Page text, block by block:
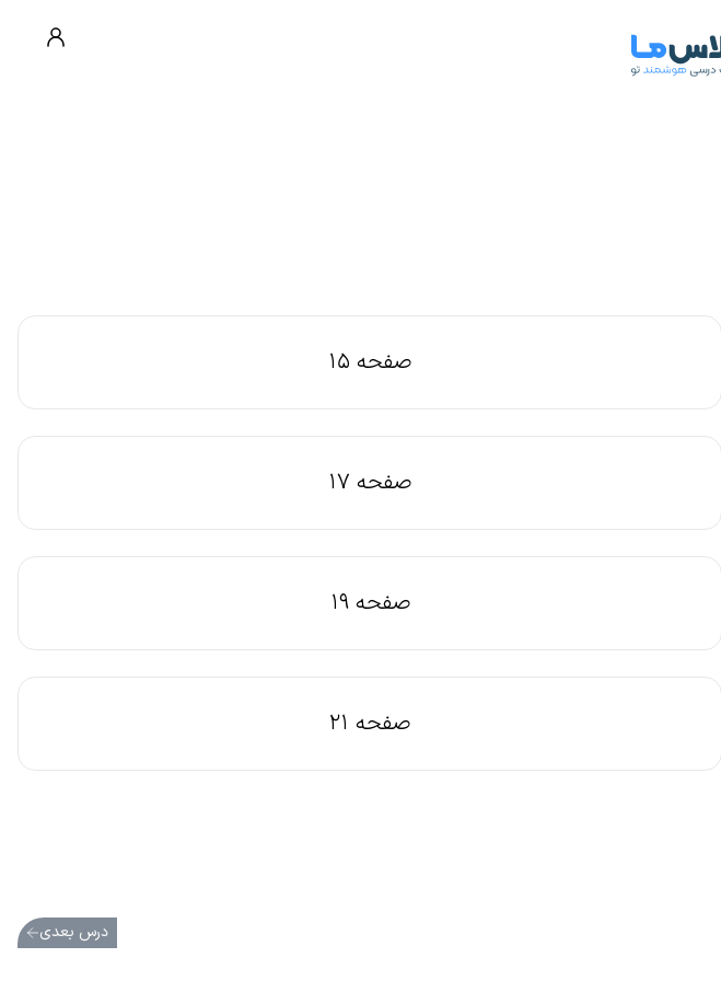
صفحه 15
صفحه 17
صفحه 19
صفحه 21
درس بعدی